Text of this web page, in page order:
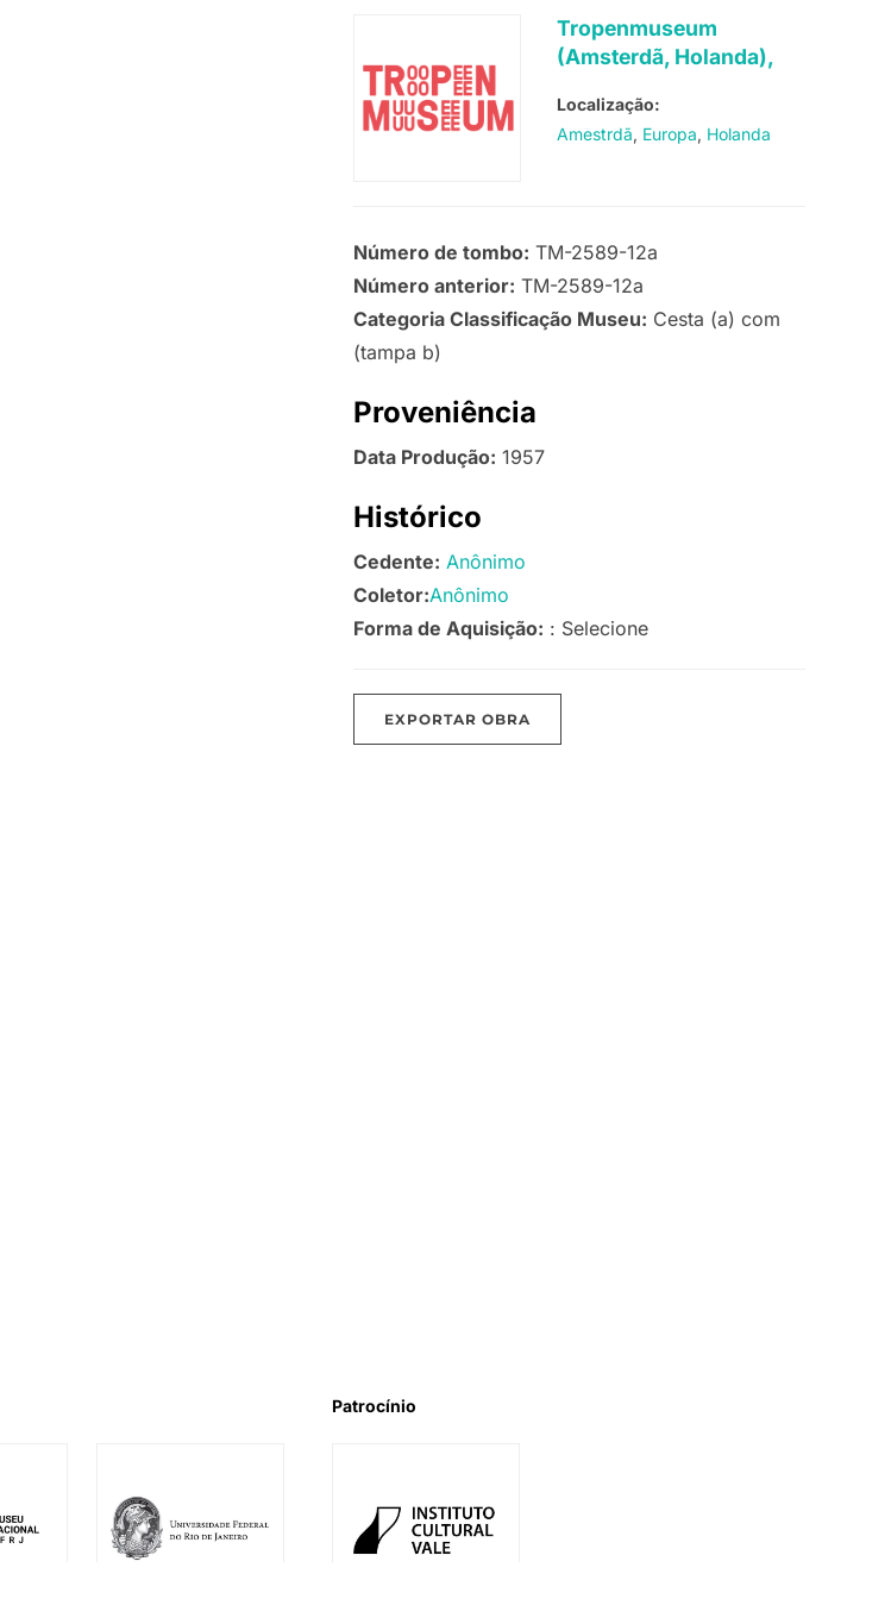
Tropenmuseum
(Amsterdã, Holanda),
Localização:
Amestrdã Europa Holanda
Número de tombo: TM-2589-12a
Número anterior: TM-2589-12a
Categoria Classificação Museu: Cesta (a) com
(tampa b)
Proveniência
Data Produção: 1957
Histórico
Cedente: Anônimo
Coletor:Anônimo
Forma de Aquisição: : Selecione
EXPORTAR OBRA
Patrocínio